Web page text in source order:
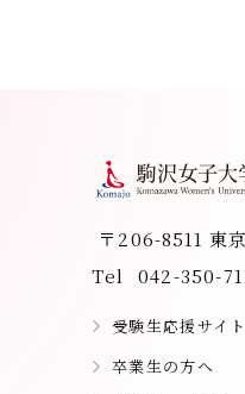
〒206-8511 東
Tel
042-350-
受験生応援サイト
卒業生の方へ